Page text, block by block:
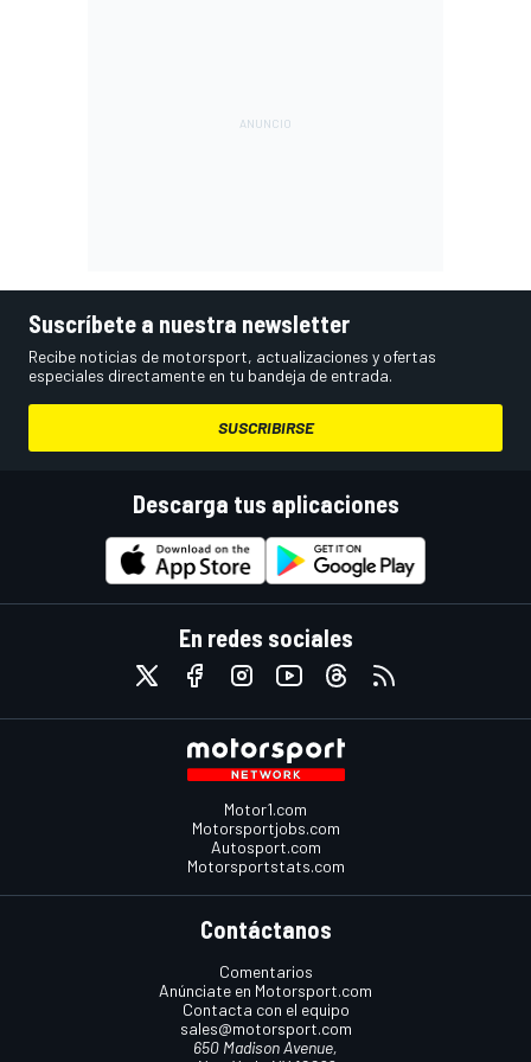
Suscríbete a nuestra newsletter
Recibe noticias de motorsport, actualizaciones y ofertas
especiales directamente en tu bandeja de entrada.
SUSCRIBIRSE
Descarga tus aplicaciones
En redes sociales
Motor1.com
Motorsportjobs.com
Autosport.com
Motorsportstats.com
Contáctanos
Comentarios
Anúnciate en Motorsport.com
Contacta con el equipo
sales@motorsport.com
650 Madison Avenue,